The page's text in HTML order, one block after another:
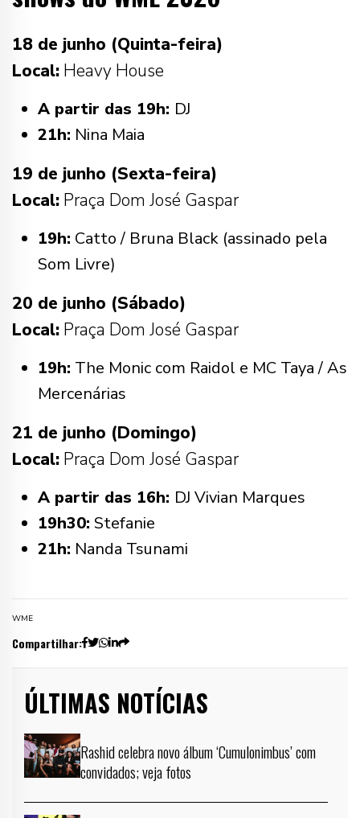
18 de junho (Quinta-feira)
Local: Heavy House
A partir das 19h: DJ
21h: Nina Maia
19 de junho (Sexta-feira)
Local: Praça Dom José Gaspar
19h: Catto / Bruna Black (assinado pela
Som Livre)
20 de junho (Sábado)
Local: Praça Dom José Gaspar
19h: The Monic com Raidol e MC Taya / As
Mercenárias
21 de junho (Domingo)
Local: Praça Dom José Gaspar
A partir das 16h: DJ Vivian Marques
19h30: Stefanie
21h: Nanda Tsunami
WME
Compartilhar:
ÚLTIMAS NOTÍCIAS
Rashid celebra novo álbum ‘Cumulonimbus’ com
convidados; veja fotos